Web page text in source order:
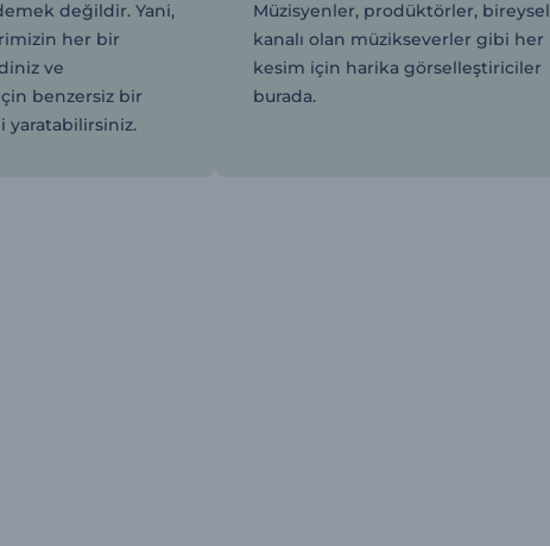
değildir. Yani,
her bir
ve
benzersiz bir
yaratabilirsiniz.
Müzisyenler, prodüktörler, bireysel
kanalı olan müzikseverler gibi her
kesim için harika görselleştiriciler
burada.